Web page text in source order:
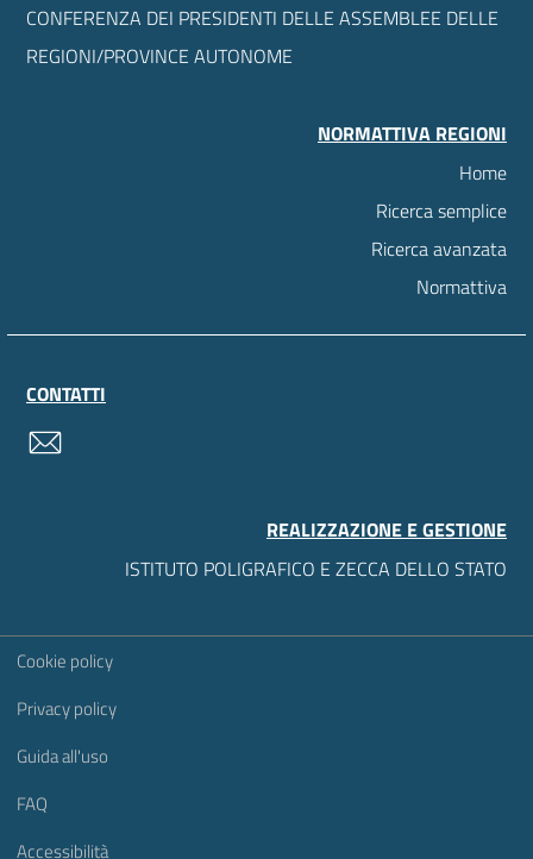
CONFERENZA DEI PRESIDENTI DELLE ASSEMBLEE DELLE
REGIONI/PROVINCE AUTONOME
NORMATTIVA REGIONI
Home
Ricerca semplice
Ricerca avanzata
Normattiva
CONTATTI
REALIZZAZIONE E GESTIONE
ISTITUTO POLIGRAFICO E ZECCA DELLO STATO
Sezione Link Utili
Cookie policy
Privacy policy
Guida all'uso
FAQ
Accessibilità